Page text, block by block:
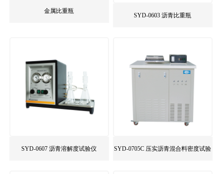
金属比重瓶
SYD-0603 沥青比重瓶
SYD-0607 沥青溶解度试验仪 SYD-0705C 压实沥青混合料密度试验